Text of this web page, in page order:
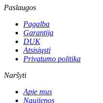
Paslaugos
Pagalba
Garantija
DUK
Atsisiųsti
Privatumo politika
Naršyti
Apie mus
Naujienos